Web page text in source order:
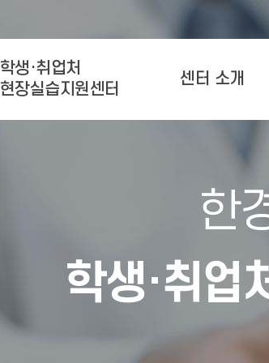
학생·취업처
현장실습지원센터
센터 소개
한
학생·취업